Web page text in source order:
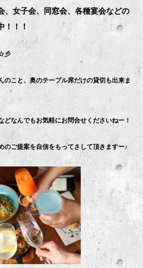
、女子会、同窓会、各種宴会などの
！！！
彡
のこと、奥のテーブル席だけの貸切も出来ま
どなんでもお気軽にお問合せくださいねー！
のご提案を自信をもってさして頂きますー♪